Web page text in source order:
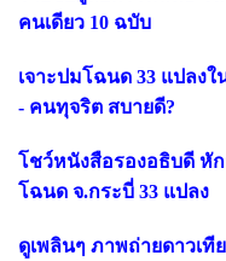
คนเดียว 10 ฉบับ
เจาะปมโฉนด 33 แปลงใ
- คนทุจริต สบายดี?
โชว์หนังสือรองอธิบดี หัก
โฉนด จ.กระบี่ 33 แปลง
ดูเพลินๆ ภาพถ่ายดาวเ